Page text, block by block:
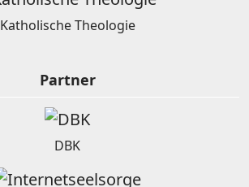
Katholische Theologie
Partner
DBK